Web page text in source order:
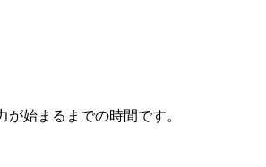
始まるまでの時間です。